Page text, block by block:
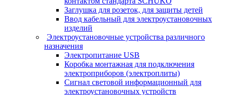
Заглушка для розеток, для защиты детей
Ввод кабельный для электроустановочных
изделий
Электроустановочные устройства различного
назначения
Электропитание USB
Коробка монтажная для подключения
электроприборов (электроплиты)
Сигнал световой информационный для
электроустановочных устройств